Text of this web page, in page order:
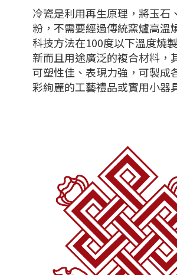
冷瓷是利用再生原理，將玉石
粉，不需要經過傳統窯爐高溫
科技方法在100度以下溫度燒
新而且用途廣泛的複合材料，
可塑性佳、表現力強，可製成
彩絢麗的工藝禮品或實用小器